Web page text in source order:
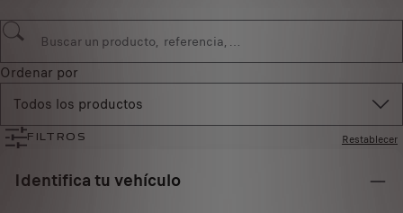
Ordenar por
Todos los productos
FILTROS Restablecer
Identifica tu vehículo